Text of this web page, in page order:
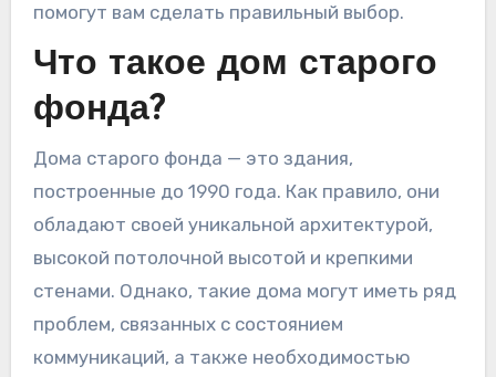
помогут вам сделать правильный выбор.
Что такое дом старого
фонда?
Дома старого фонда — это здания,
построенные до 1990 года. Как правило, они
обладают своей уникальной архитектурой,
высокой потолочной высотой и крепкими
стенами. Однако, такие дома могут иметь ряд
проблем, связанных с состоянием
коммуникаций, а также необходимостью